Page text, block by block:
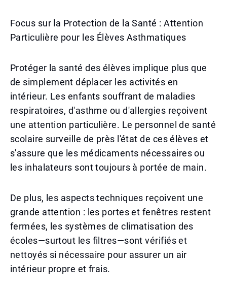
Focus sur la Protection de la Santé : Attention
Particulière pour les Élèves Asthmatiques
Protéger la santé des élèves implique plus que
de simplement déplacer les activités en
intérieur. Les enfants souffrant de maladies
respiratoires, d'asthme ou d'allergies reçoivent
une attention particulière. Le personnel de santé
scolaire surveille de près l'état de ces élèves et
s'assure que les médicaments nécessaires ou
les inhalateurs sont toujours à portée de main.
De plus, les aspects techniques reçoivent une
grande attention : les portes et fenêtres restent
fermées, les systèmes de climatisation des
écoles—surtout les filtres—sont vérifiés et
nettoyés si nécessaire pour assurer un air
intérieur propre et frais.